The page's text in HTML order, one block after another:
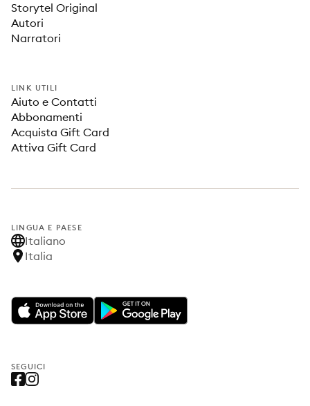
Storytel Original
Autori
Narratori
LINK UTILI
Aiuto e Contatti
Abbonamenti
Acquista Gift Card
Attiva Gift Card
LINGUA E PAESE
Italiano
Italia
SEGUICI